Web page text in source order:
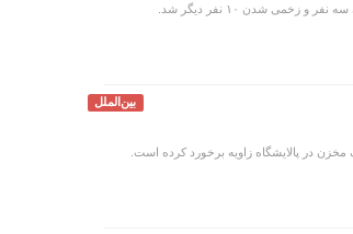
شدن ۱۰ نفر دیگر شد.
بین‌الملل
مخزن در پالایشگاه زاویه برخورد کرده است.